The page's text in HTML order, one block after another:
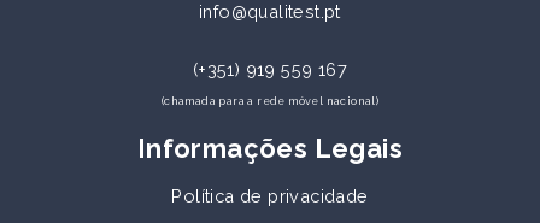
info@qualitest.pt
(+351) 919 559 167
(chamada para a rede móvel nacional)
Informações Legais
Política de privacidade